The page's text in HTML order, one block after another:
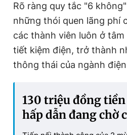
Rõ ràng quy tắc "6
những thói quen lãng phí
các thành viên luôn ở
tiết kiệm điện, trở thành
thông thái của ngành
130 triệu đồng
hấp dẫn đang chờ